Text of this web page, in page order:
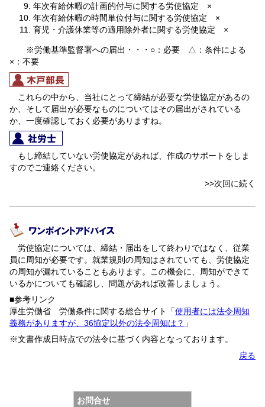
年次有給休暇の計画的付与に関する労使協定 ×
年次有給休暇の時間単位付与に関する労使協定 ×
育児・介護休業等の適用除外者に関する労使協定 ×
※労働基準監督署への届出・・・○：必要 △：条件による
×：不要
これらの中から、当社にとって締結が必要な労使協定があるの
か、そして届出が必要なものについてはその届出がされている
か、一度確認しておく必要がありますね。
もし締結していない労使協定があれば、作成のサポートをしま
すのでご連絡ください。
>>次回に続く
労使協定については、締結・届出をして終わりではなく、従業
員に周知が必要です。就業規則の周知はされていても、労使協定
の周知が漏れていることもあります。この機会に、周知ができて
いるかについても確認し、問題があれば改善しましょう。
■参考リンク
厚生労働省 労働条件に関する総合サイト「使用者には法令周知
義務がありますが、36協定以外の法令周知は？ 」
※文書作成日時点での法令に基づく内容となっております。
戻る
お問合せ